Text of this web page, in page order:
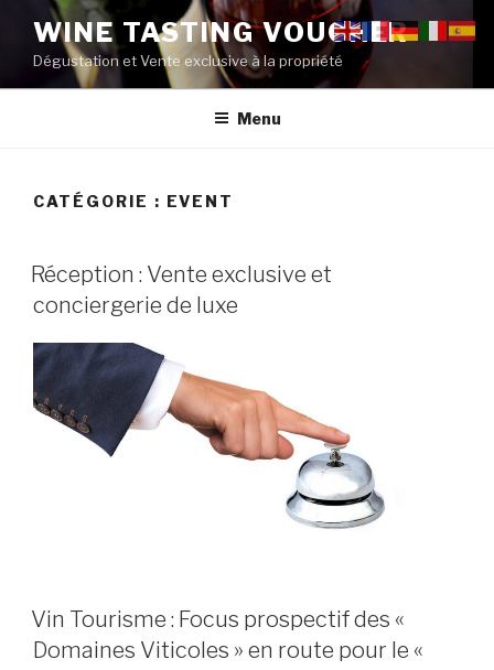
contenu
principal
WINE TASTING VOUCHER
Dégustation et Vente exclusive à la propriété
Menu
CATÉGORIE : EVENT
PUBLIÉ
LE
Réception : Vente exclusive et
conciergerie de luxe
PUBLIÉ
LE
Vin Tourisme : Focus prospectif des «
Domaines Viticoles » en route pour le «